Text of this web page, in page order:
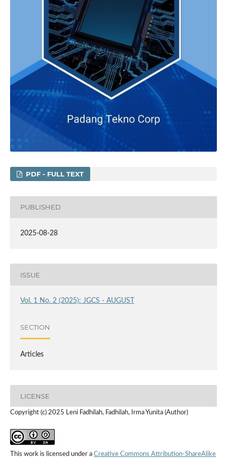
PDF - FULL TEXT
PUBLISHED
2025-08-28
ISSUE
Vol. 1 No. 2 (2025): JGCS - AUGUST
SECTION
Articles
LICENSE
Copyright (c) 2025 Leni Fadhilah, Fadhilah, Irma Yunita (Author)
This work is licensed under a Creative Commons Attribution-ShareAlike